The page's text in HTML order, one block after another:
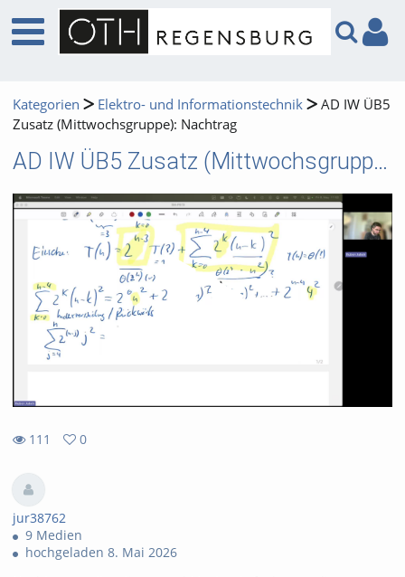
Kategorien Elektro- und Informationstechnik
AD IW ÜB5
Zusatz (Mittwochsgruppe): Nachtrag
AD IW ÜB5 Zusatz (Mittwochsgruppe): Nachtrag
111
views
0
favorites
jur38762
9 Medien
hochgeladen 8. Mai 2026